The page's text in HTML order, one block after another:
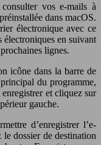
vos e-mails à
dans macOS.
électronique avec ce
en suivant
lignes.
icône dans la barre de
du programme,
et cliquez sur
gauche.
d’enregistrer l’e-
dossier de destination